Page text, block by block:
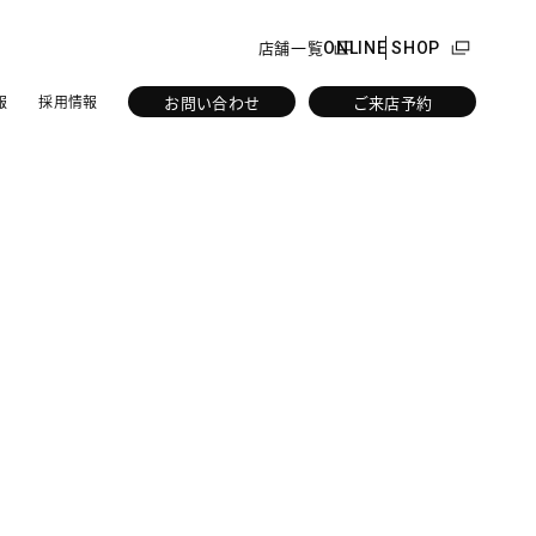
店舗一覧ONLINE SHOP
採用情報 お問い合わせ ご来店予約